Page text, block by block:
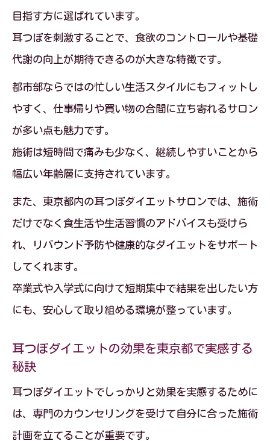
目指す方に選ばれています。
耳つぼを刺激することで、食欲のコントロールや基礎
代謝の向上が期待できるのが大きな特徴です。
都市部ならではの忙しい生活スタイルにもフィットし
やすく、仕事帰りや買い物の合間に立ち寄れるサロン
が多い点も魅力です。
施術は短時間で痛みも少なく、継続しやすいことから
幅広い年齢層に支持されています。
また、東京都内の耳つぼダイエットサロンでは、施術
だけでなく食生活や生活習慣のアドバイスも受けら
れ、リバウンド予防や健康的なダイエットをサポート
してくれます。
卒業式や入学式に向けて短期集中で結果を出したい方
にも、安心して取り組める環境が整っています。
耳つぼダイエットの効果を東京都で実感する
秘訣
耳つぼダイエットでしっかりと効果を実感するために
は、専門のカウンセリングを受けて自分に合った施術
計画を立てることが重要です。